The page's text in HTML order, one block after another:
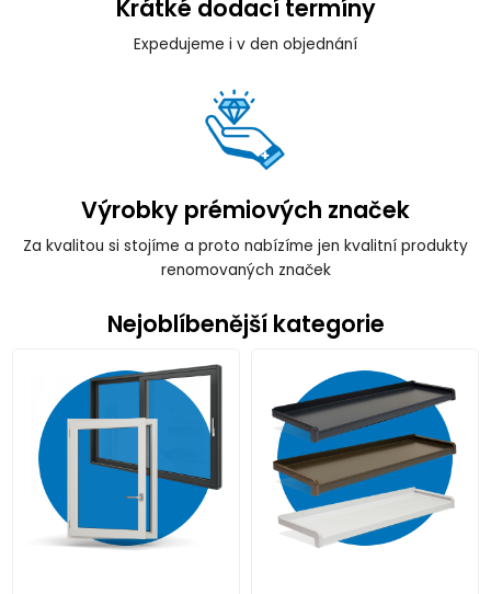
Krátké dodací termíny
Expedujeme i v den objednání
Výrobky prémiových značek
Za kvalitou si stojíme a proto nabízíme jen kvalitní produkty
renomovaných značek
Nejoblíbenější kategorie